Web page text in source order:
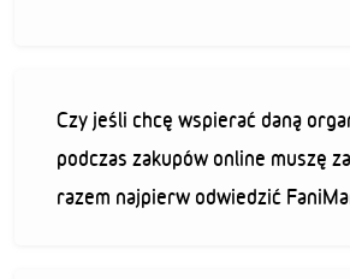
Czy jeśli chcę wspierać daną
podczas zakupów online muszę
razem najpierw odwiedzić